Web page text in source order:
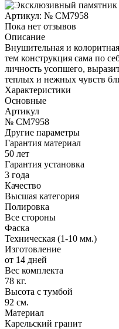
Артикул: № CM7958
Пока нет отзывов
Описание
Внушительная и
тем конструкция сама по
личность усопшего,
теплых и нежных чувств
Характеристики
Основные
Артикул
№ CM7958
Другие параметры
Гарантия материал
50 лет
Гарантия установка
3 года
Качество
Высшая категория
Полировка
Все стороны
Фаска
Техническая (1-10 мм.)
Изготовление
от 14 дней
Вес комплекта
78 кг.
Высота с тумбой
92 см.
Материал
Карельский гранит